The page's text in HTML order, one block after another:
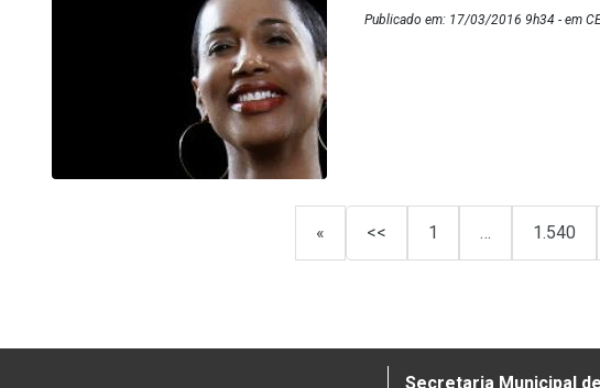
Publicado em: 17/03/2016 9h34 - em
« << 1 … 1.540
Secretaria Municipal